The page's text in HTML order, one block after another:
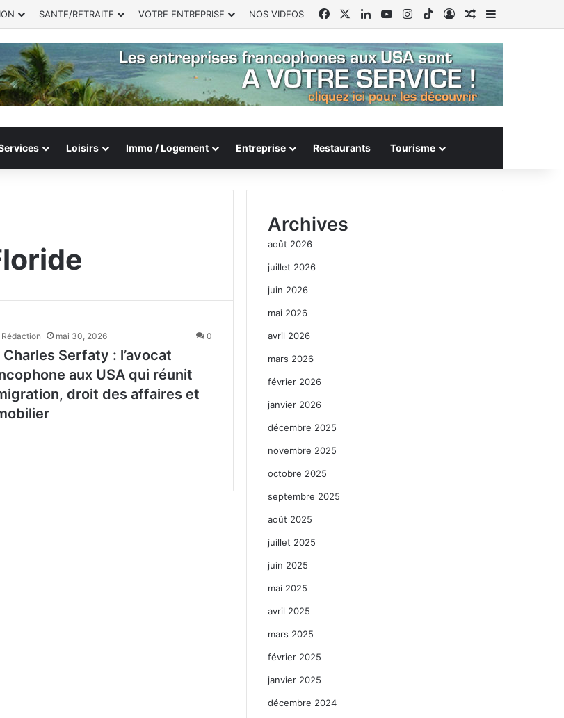
SANTE/RETRAITE VOTRE ENTREPRISE NOS VIDEOS FacebookLinkedinYouTubeInstagram
TikTokConnexion
Article Aléatoire
Sidebar
Loisirs Immo / Logement Entreprise Restaurants Tourisme
Rédaction mai 30, 2026 0
Charles Serfaty : l’avocat
aux USA qui réunit
droit des affaires et
Archives
août 2026
juillet 2026
juin 2026
mai 2026
avril 2026
mars 2026
février 2026
janvier 2026
décembre 2025
novembre 2025
octobre 2025
septembre 2025
août 2025
juillet 2025
juin 2025
mai 2025
avril 2025
mars 2025
février 2025
janvier 2025
décembre 2024